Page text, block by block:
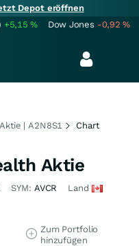
Depot eröffnen
+5,15% Dow Jones -0,92%
| A2N8S1 Chart
Aktie
SYM: AVCR Land
Zum Portfolio
hinzufügen